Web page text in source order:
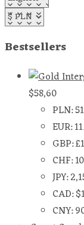
Bestsellers
$58,60
PLN:
EUR:
GBP:
CHF:
JPY:
CAD:
CNY: